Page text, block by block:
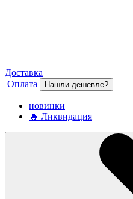
Доставка
Оплата
Нашли дешевле?
новинки
🔥 Ликвидация